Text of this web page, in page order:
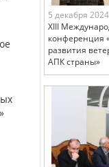
5 декабря 2024
XIII
конференция
развития
АПК страны»